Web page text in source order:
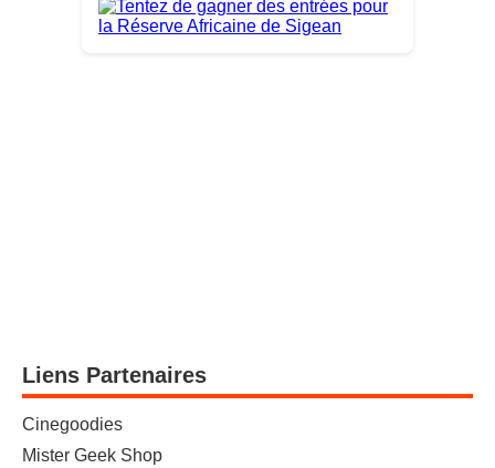
Liens Partenaires
Cinegoodies
Mister Geek Shop